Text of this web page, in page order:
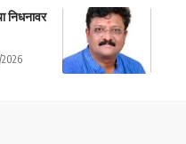
निधनावर